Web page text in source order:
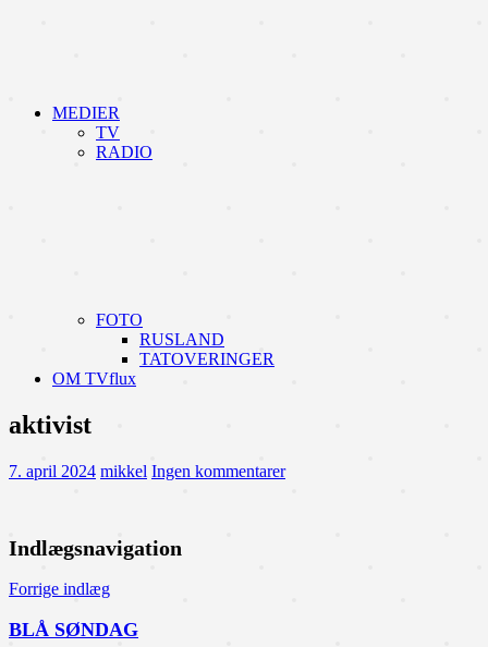
MEDIER
TV
RADIO
FOTO
RUSLAND
TATOVERINGER
OM TVflux
aktivist
7. april 2024 mikkel Ingen kommentarer
Indlægsnavigation
Forrige indlæg
BLÅ SØNDAG